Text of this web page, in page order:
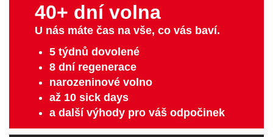
40+ dní volna
U nás máte čas na vše, co vás baví.
5 týdnů dovolené
8 dní regenerace
narozeninové volno
až 10 sick days
a další výhody pro váš odpočinek